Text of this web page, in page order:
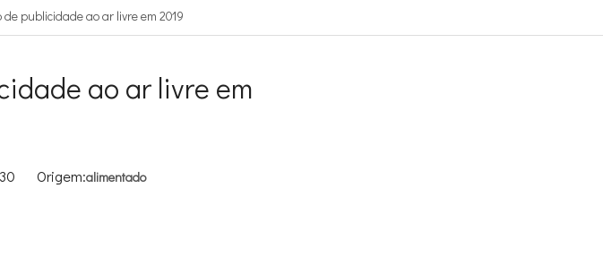
publicidade ao ar livre em 2019
ao ar livre em
30 Origem:alimentado